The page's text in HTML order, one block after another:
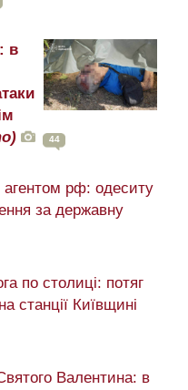
в
44
рф: одеситу
за державну
по столиці: потяг
станції Київщині
Валентина: в